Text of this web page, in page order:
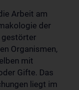
Arbeit am
der
gestörter
Organismen,
mit
Gifte. Das
liegt im